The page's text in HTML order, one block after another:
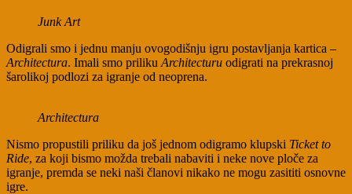
Junk Art
Odigrali smo i jednu manju ovogodišnju igru postavljanja kartica –
Architectura. Imali smo priliku Architecturu odigrati na prekrasnoj
šarolikoj podlozi za igranje od neoprena.
Architectura
Nismo propustili priliku da još jednom odigramo klupski Ticket to
Ride, za koji bismo možda trebali nabaviti i neke nove ploče za
igranje, premda se neki naši članovi nikako ne mogu zasititi osnovne
igre.